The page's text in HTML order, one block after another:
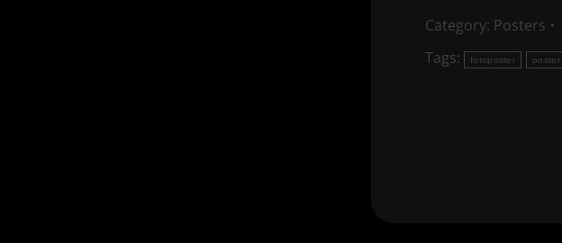
Category: Posters
Tags:
fotoposter poster